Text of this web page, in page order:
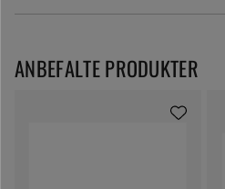
ANBEFALTE PRODUKTER